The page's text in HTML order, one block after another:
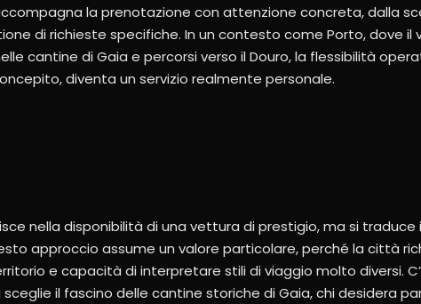
la prenotazione con attenzione concreta, dalla
di richieste specifiche. In un contesto come Porto, dove il
cantine di Gaia e percorsi verso il Douro, la flessibilità
diventa un servizio realmente personale.
nella disponibilità di una vettura di prestigio, ma si traduce
approccio assume un valore particolare, perché la città
e capacità di interpretare stili di viaggio molto diversi.
sceglie il fascino delle cantine storiche di Gaia, chi desidera